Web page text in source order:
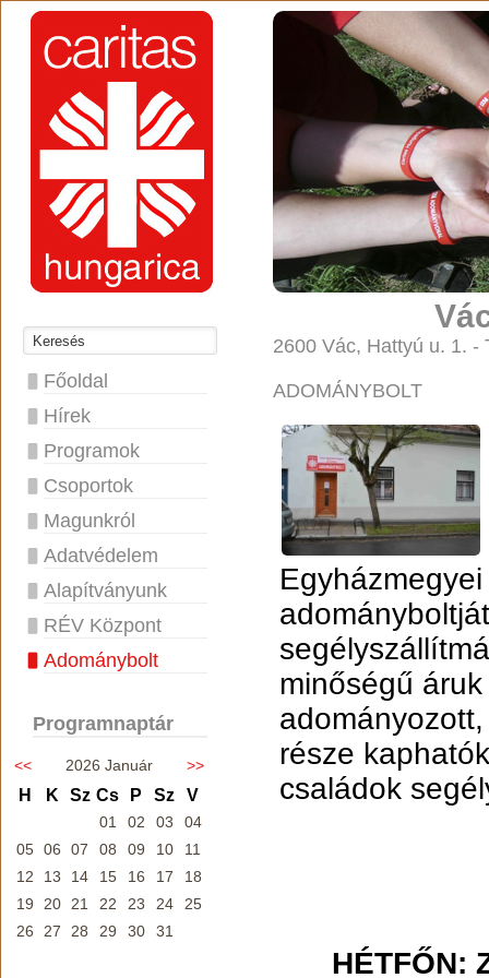
Főoldal
Hírek
Programok
Csoportok
Magunkról
Adatvédelem
Alapítványunk
RÉV Központ
Adománybolt
Programnaptár
<< 2026 Január >>
H K Sz Cs P Sz V
01 02 03
04
05 06 07 08 09 10
11
12
13 14 15 16 17
18
19
20 21 22 23 24
25
26
27 28 29 30 31
2600 Vác, Hattyú u. 1. -
ADOMÁNYBOLT
minőségű
része
családok
HÉTFŐN: